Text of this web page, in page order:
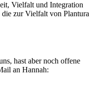
Vielfalt und Integration
zur Vielfalt von Plantura
hast aber noch offene
an Hannah: